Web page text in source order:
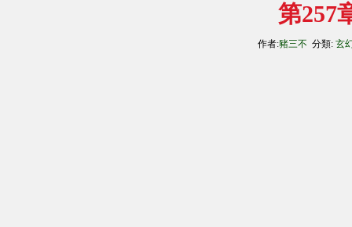
第257
作者:豬三不 分類: 玄